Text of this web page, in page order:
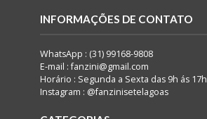
INFORMAÇÕES DE CONTATO
WhatsApp : (31) 99168-9808
E-mail : fanzini@gmail.com
Horário : Segunda a Sexta das 9h ás 17h
Instagram : @fanzinisetelagoas